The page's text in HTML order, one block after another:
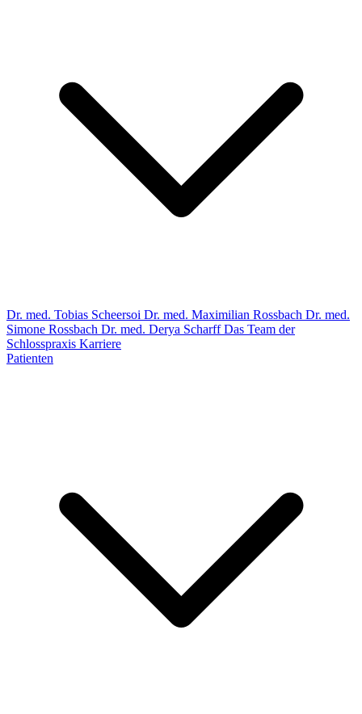
Dr. med. Tobias Scheersoi Dr. med. Maximilian Rossbach Dr. med.
Simone Rossbach Dr. med. Derya ScharffDas Team der
Schlosspraxis Karriere
Patienten